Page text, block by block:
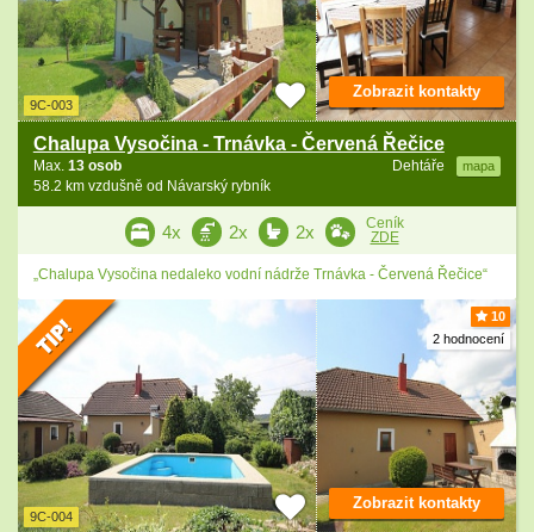
9C-003
Chalupa Vysočina - Trnávka - Červená Řečice
Dehtáře mapa
Max. 13 osob
58.2 km vzdušně od Návarský rybník
Zobrazit kontakty
4x 2x 2x
Ceník
ZDE
„Chalupa Vysočina nedaleko vodní nádrže Trnávka - Červená Řečice“
10
2 hodnocení
9C-004
Zobrazit kontakty